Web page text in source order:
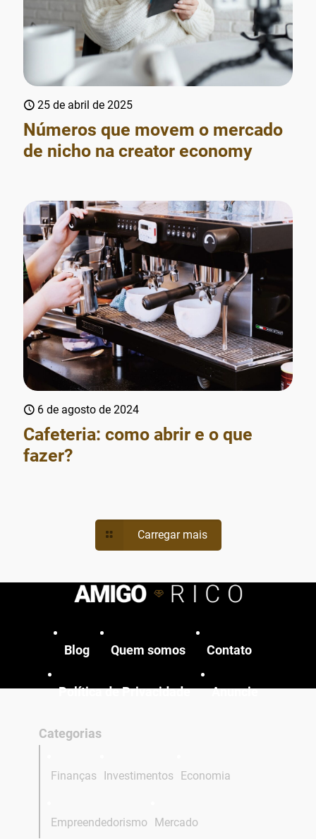
25 de abril de 2025
Números que movem o mercado
de nicho na creator economy
6 de agosto de 2024
Cafeteria: como abrir e o que
fazer?
Carregar mais
Blog Quem somos Contato
Política de Privacidade Anuncie
Categorias
Finanças Investimentos Economia
Empreendedorismo Mercado